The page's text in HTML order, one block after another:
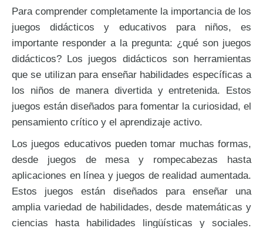
Para comprender completamente la importancia de los
juegos didácticos y educativos para niños, es
importante responder a la pregunta: ¿qué son juegos
didácticos? Los juegos didácticos son herramientas
que se utilizan para enseñar habilidades específicas a
los niños de manera divertida y entretenida. Estos
juegos están diseñados para fomentar la curiosidad, el
pensamiento crítico y el aprendizaje activo.
Los juegos educativos pueden tomar muchas formas,
desde juegos de mesa y rompecabezas hasta
aplicaciones en línea y juegos de realidad aumentada.
Estos juegos están diseñados para enseñar una
amplia variedad de habilidades, desde matemáticas y
ciencias hasta habilidades lingüísticas y sociales.